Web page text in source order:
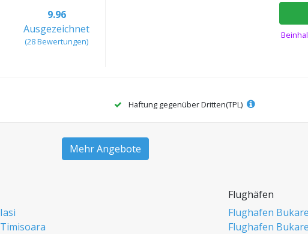
9.96
Ausgezeichnet
(28 Bewertungen)
Haftung gegenüber Dritten(TPL)
Mehr Angebote
Iasi
Timisoara
Flughäfen
Flughafen
Flughafen